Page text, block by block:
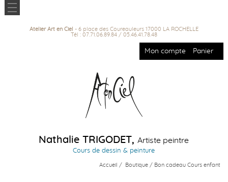
Atelier Art en Ciel - 6 place des Coureauleurs 17000 LA ROCHELLE
Tél : 07.71.06.89.84 / 05.46.41.78.48
Mon compte Panier
Nathalie TRIGODET,Artiste peintre
Cours de dessin & peinture
Accueil / Boutique / Bon cadeau Cours enfant